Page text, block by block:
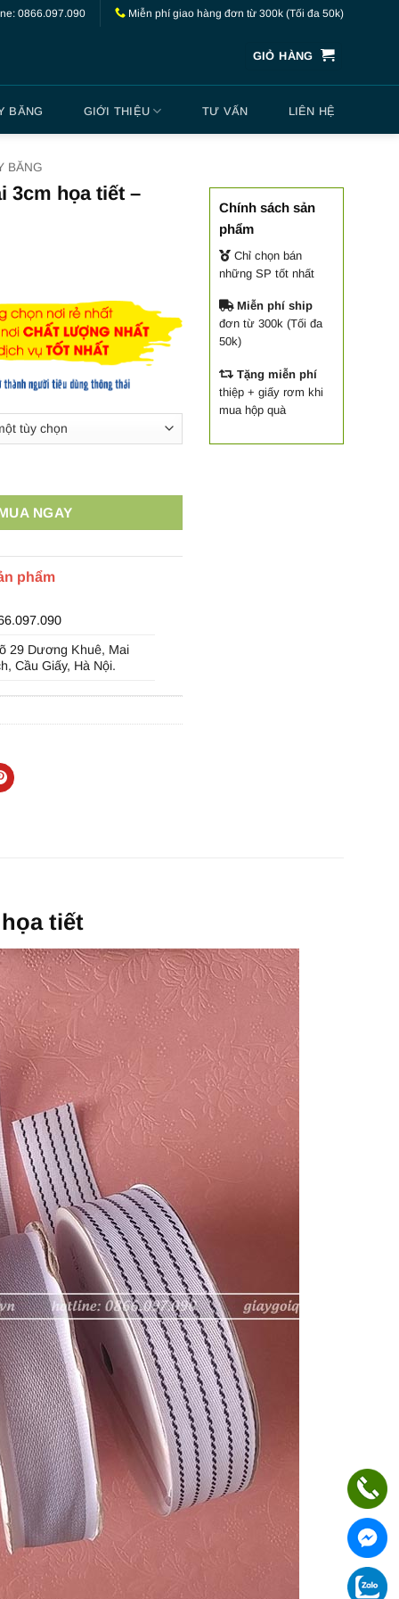
0866.097.090 Miễn phí giao hàng đơn từ 300k (Tối đa 50k)
GIỎ HÀNG
BĂNG GIỚI THIỆU TƯ VẤN LIÊN HỆ
BĂNG
3cm họa tiết –
NGAY
phẩm
29 Dương Khuê, Mai
Cầu Giấy, Hà Nội.
Chính sách sản
phẩm
Chỉ chọn bán
những SP tốt nhất
Miễn phí ship
đơn từ 300k (Tối đa
50k)
Tặng miễn phí
thiệp + giấy rơm khi
mua hộp quà
tiết